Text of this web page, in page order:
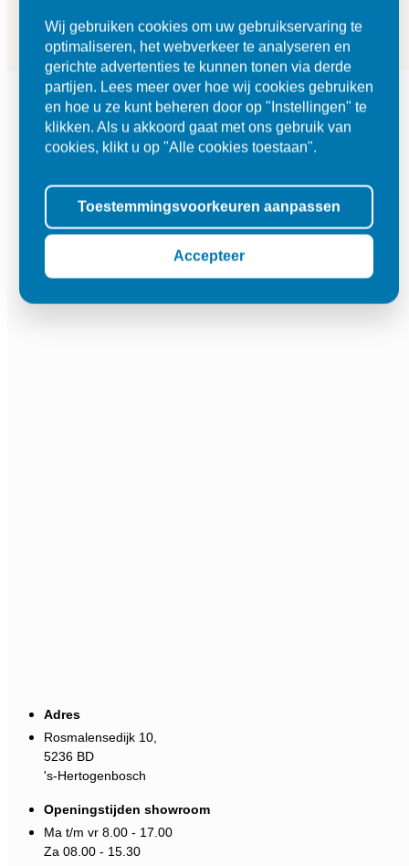
Adres
Rosmalensedijk 10,
5236 BD
's-Hertogenbosch
Openingstijden showroom
Ma t/m vr 8.00 - 17.00
Za 08.00 - 15.30
Wij gebruiken cookies om uw gebruikservaring te
optimaliseren, het webverkeer te analyseren en
gerichte advertenties te kunnen tonen via derde
partijen. Lees meer over hoe wij cookies gebruiken
en hoe u ze kunt beheren door op "Instellingen" te
klikken. Als u akkoord gaat met ons gebruik van
cookies, klikt u op "Alle cookies toestaan".
Toestemmingsvoorkeuren aanpassen
Accepteer